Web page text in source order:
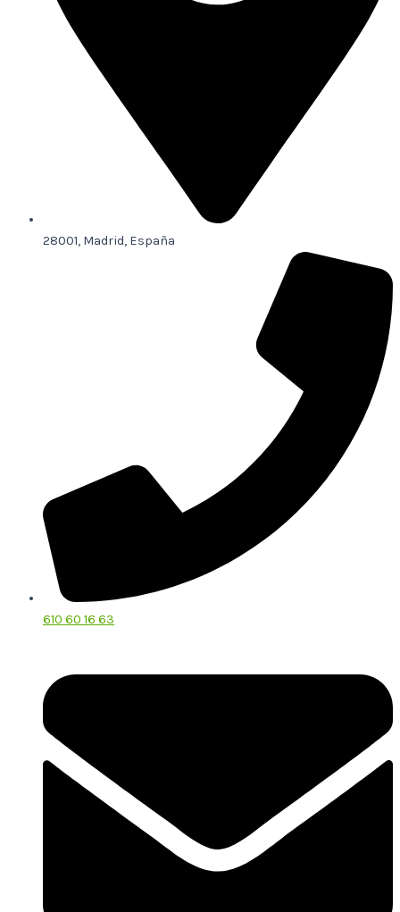
28001, Madrid, España
610 60 16 63